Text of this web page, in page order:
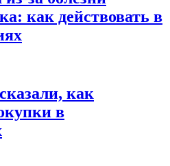
как действовать в
как
в